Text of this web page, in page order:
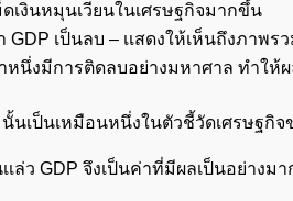
ดเงินหมุนเวียนในเศรษฐกิจมากขึ้น
GDP เป็นลบ – เเสดงให้เห็นถึงภา
หนึ่งมีการติดลบอย่างมหาศาล ทำให้
นั้นเป็นเหมือนหนึ่งในตัวชี้วัดเศรษฐกิจ
เล่ว GDP จึงเป็นค่าที่มีผลเป็นอย่าง